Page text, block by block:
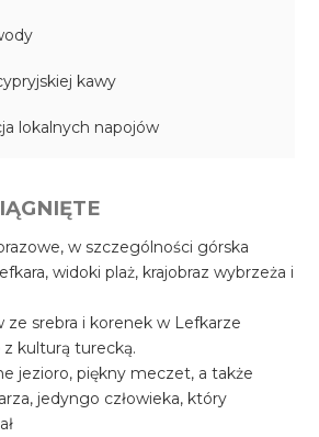
kawy
lokalnych napojów
w szczególności górska
widoki plaż, krajobraz wybrzeża i
ze srebra i korenek w Lefkarze
z kulturą turecką.
jezioro, piękny meczet, a także
jedyngo człowieka, który